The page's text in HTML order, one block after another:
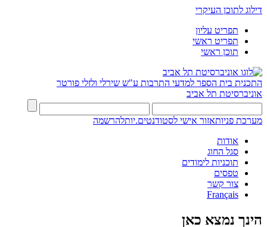
דילוג לתוכן העיקרי
תפריט עליון
תפריט ראשי
תוכן ראשי
התכנית בית הספר למדעי התרבות ע"ש שירלי ולזלי פורטר
אוניברסיטת תל אביב
מערכת פניותאזור אישי לסטודנטים.יותלהרשמה
אודות
סגל החוג
תוכניות לימודים
טפסים
צור קשר
Français
הינך נמצא כאן